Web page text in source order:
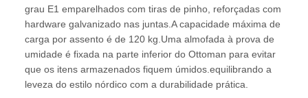
grau E1 emparelhados com tiras de pinho, reforçadas com
hardware galvanizado nas juntas.A capacidade máxima de
carga por assento é de 120 kg.Uma almofada à prova de
umidade é fixada na parte inferior do Ottoman para evitar
que os itens armazenados fiquem úmidos.equilibrando a
leveza do estilo nórdico com a durabilidade prática.